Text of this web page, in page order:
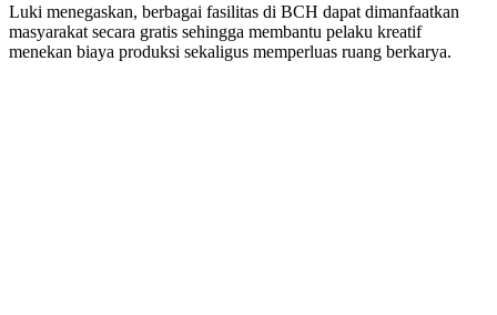
Luki menegaskan, berbagai fasilitas di BCH dapat dimanfaatkan
masyarakat secara gratis sehingga membantu pelaku kreatif
menekan biaya produksi sekaligus memperluas ruang berkarya.